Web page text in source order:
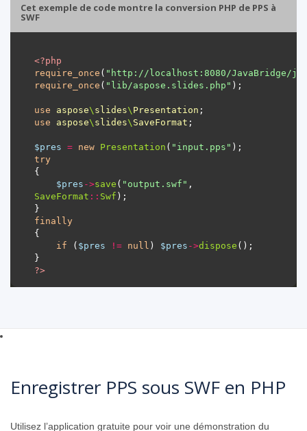
Cet exemple de code montre la conversion PHP de PPS à
SWF
<?php
require_once ( "http://localhost:8080/JavaBridge/
require_once ( "lib/aspose.slides.php"
use aspose\ slides\ Presentation
use
aspose\ slides\ SaveFormat
$pres = new Presentation ( "input.pps"
try
$pres ->save ( "output.swf"
SaveFormat :: Swf
finally
if ( $pres != null ) $pres ->dispose
?>
Enregistrer PPS sous SWF en PHP
Utilisez l’application gratuite pour voir une démonstration du